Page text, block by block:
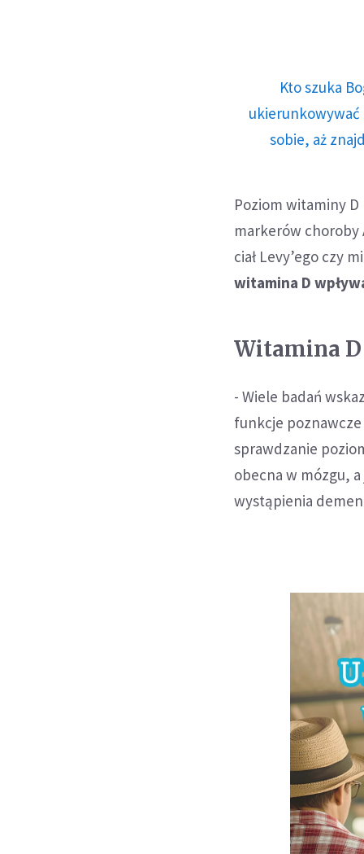
Kto szuka
ukierunkowywać
sobie, aż
Poziom witaminy
markerów
ciał Levy’ego czy
witamina D
Witamina
- Wiele badań
funkcje poznawcze
sprawdzanie
obecna w mózgu,
wystąpienia